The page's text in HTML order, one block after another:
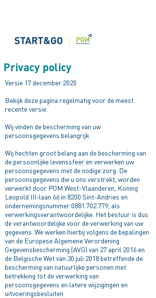
Privacy policy
Versie 17 december 2020
Bekijk deze pagina regelmatig voor de meest
recente versie.
Wij vinden de bescherming van uw
persoonsgegevens belangrijk
Wij hechten groot belang aan de bescherming van
de persoonlijke levenssfeer en verwerken uw
persoonsgegevens met de nodige zorg. De
persoonsgegevens die u ons verstrekt, worden
verwerkt door POM West-Vlaanderen, Koning
Leopold III-laan 66 in 8200 Sint-Andries en
ondernemingsnummer0881.702.779 , als
verwerkingsverantwoordelijke. Het bestuur is dus
de verantwoordelijke voor de verwerking van uw
gegevens. We werken hierbij volgens de bepalingen
van de Europese Algemene Verordening
Gegevensbescherming (AVG) van 27 april 2016 en
de Belgische Wet van 30 juli 2018 betreffende de
bescherming van natuurlijke personen met
betrekking tot de verwerking van
persoonsgegevens en latere wijzigingen en
uitvoeringsbesluiten.